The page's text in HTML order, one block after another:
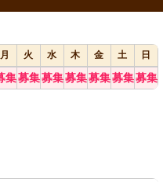
月 火 水 木 金 土
日
集募集募集募集募集募集募集